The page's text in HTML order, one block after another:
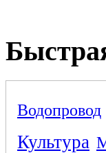
Водопровод
Культура